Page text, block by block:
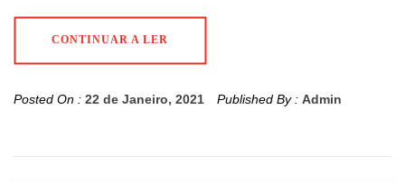
CONTINUAR A LER
Posted On : 22 de Janeiro, 2021 Published By : Admin